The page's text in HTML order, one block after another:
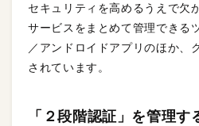
セキュリティを高めるうえで欠
サービスをまとめて管理できる
／アンドロイドアプリのほか、
されています。
「２段階認証」を管理す